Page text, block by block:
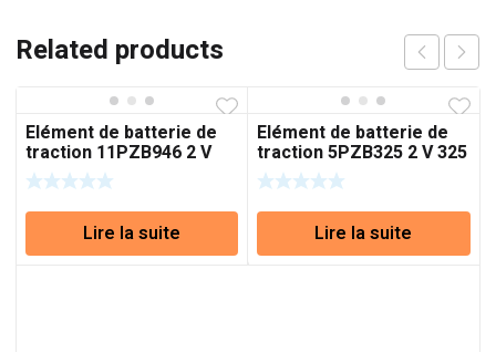
Related products
Elément de batterie de
traction 11PZB946 2 V
946 Ah (C5)
Lire la suite
Elément de batterie de
traction 5PZB325 2 V 325
Ah (C5)
Lire la suite